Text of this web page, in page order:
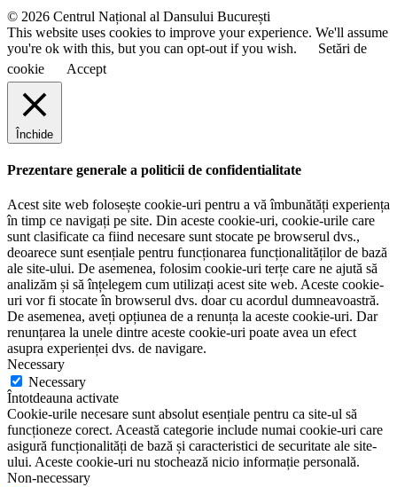
© 2026 Centrul Național al Dansului București
This website uses cookies to improve your experience. We'll assume
you're ok with this, but you can opt-out if you wish.
Setări de
cookie
Accept
Închide
Prezentare generale a politicii de confidentialitate
Acest site web folosește cookie-uri pentru a vă îmbunătăți experiența
în timp ce navigați pe site. Din aceste cookie-uri, cookie-urile care
sunt clasificate ca fiind necesare sunt stocate pe browserul dvs.,
deoarece sunt esențiale pentru funcționarea funcționalităților de bază
ale site-ului. De asemenea, folosim cookie-uri terțe care ne ajută să
analizăm și să înțelegem cum utilizați acest site web. Aceste cookie-
uri vor fi stocate în browserul dvs. doar cu acordul dumneavoastră.
De asemenea, aveți opțiunea de a renunța la aceste cookie-uri. Dar
renunțarea la unele dintre aceste cookie-uri poate avea un efect
asupra experienței dvs. de navigare.
Necessary
Necessary
Întotdeauna activate
Cookie-urile necesare sunt absolut esențiale pentru ca site-ul să
funcționeze corect. Această categorie include numai cookie-uri care
asigură funcționalități de bază și caracteristici de securitate ale site-
ului. Aceste cookie-uri nu stochează nicio informație personală.
Non-necessary